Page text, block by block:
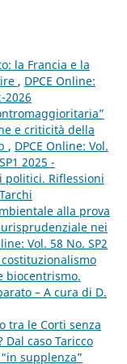
la Francia e la
, DPCE Online:
2026
e criticità della
, DPCE Online: Vol.
2025 -
politici. Riflessioni
alla prova
nei
Vol. 58 No. SP2
costituzionalismo
biocentrismo.
– A cura di D.
tra le Corti senza
caso Taricco
supplenza”